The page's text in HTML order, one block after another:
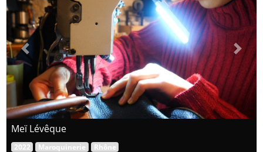
Previous Next
Meï Lévêque
2022 Maroquinerie Rhône